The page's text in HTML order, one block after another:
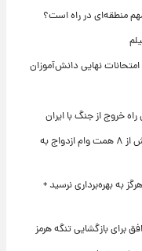
منطقه‌ای در راه است؟
نهایی دانش‌آموزان
خروج از جنگ با ایران
در چهار ماه نخست ۱۴۰۵ رقم خورد؛ پرداخت بیش از ۸ همت وام ازدواج به
به بهره‌برداری نرسید +
برای بازگشایی تنگه هرمز